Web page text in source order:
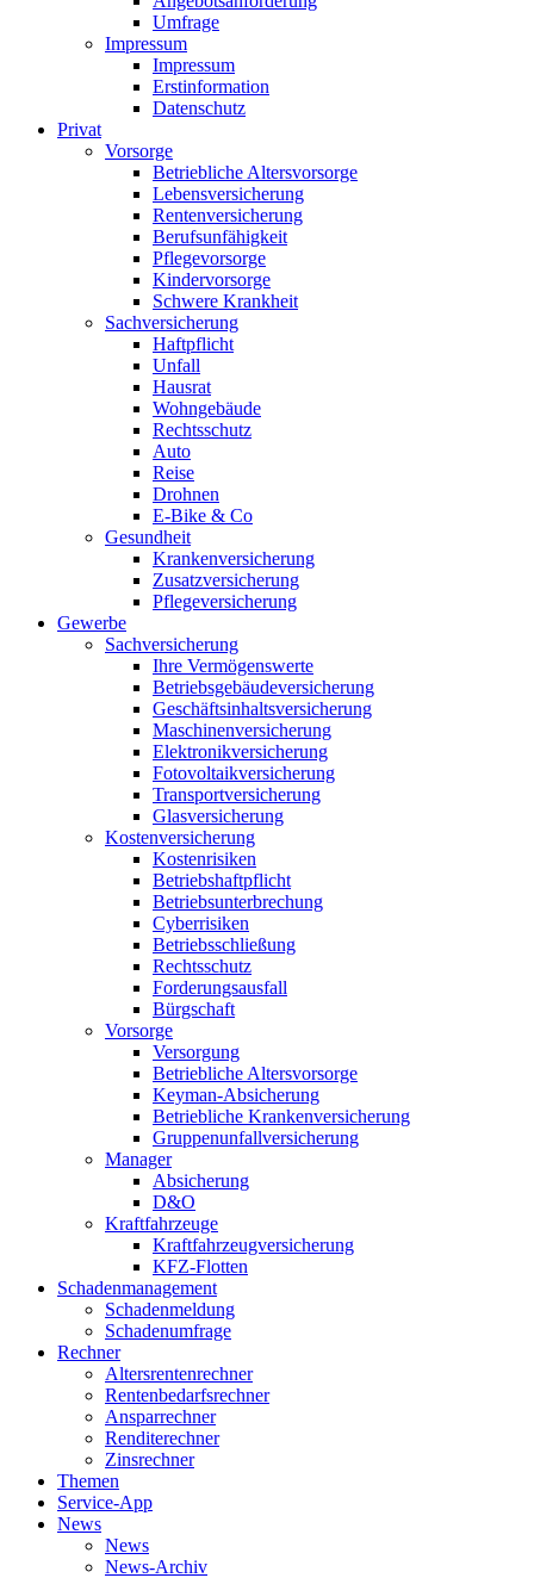
Umfrage
Impressum
Impressum
Erstinformation
Datenschutz
Privat
Vorsorge
Betriebliche Altersvorsorge
Lebensversicherung
Rentenversicherung
Berufsunfähigkeit
Pflegevorsorge
Kindervorsorge
Schwere Krankheit
Sachversicherung
Haftpflicht
Unfall
Hausrat
Wohngebäude
Rechtsschutz
Auto
Reise
Drohnen
E-Bike & Co
Gesundheit
Krankenversicherung
Zusatzversicherung
Pflegeversicherung
Gewerbe
Sachversicherung
Ihre Vermögenswerte
Betriebsgebäudeversicherung
Geschäftsinhaltsversicherung
Maschinenversicherung
Elektronikversicherung
Fotovoltaikversicherung
Transportversicherung
Glasversicherung
Kostenversicherung
Kostenrisiken
Betriebshaftpflicht
Betriebsunterbrechung
Cyberrisiken
Betriebsschließung
Rechtsschutz
Forderungsausfall
Bürgschaft
Vorsorge
Versorgung
Betriebliche Altersvorsorge
Keyman-Absicherung
Betriebliche Krankenversicherung
Gruppenunfallversicherung
Manager
Absicherung
D&O
Kraftfahrzeuge
Kraftfahrzeugversicherung
KFZ-Flotten
Schadenmanagement
Schadenmeldung
Schadenumfrage
Rechner
Altersrentenrechner
Rentenbedarfsrechner
Ansparrechner
Renditerechner
Zinsrechner
Themen
Service-App
News
News
News-Archiv